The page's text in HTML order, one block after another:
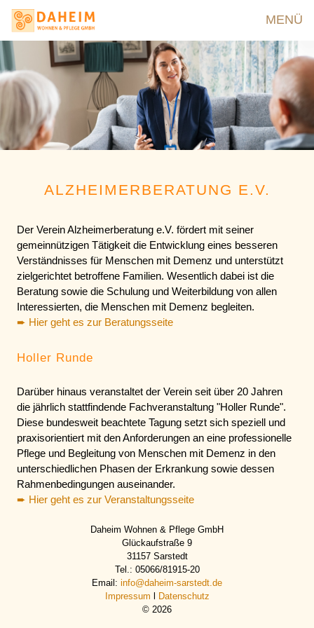
MENÜ
ALZHEIMERBERATUNG E.V.
Der Verein Alzheimerberatung e.V. fördert mit seiner
gemeinnützigen Tätigkeit die Entwicklung eines besseren
Verständnisses für Menschen mit Demenz und unterstützt
zielgerichtet betroffene Familien. Wesentlich dabei ist die
Beratung sowie die Schulung und Weiterbildung von allen
Interessierten, die Menschen mit Demenz begleiten.
➨ Hier geht es zur Beratungsseite
Holler Runde
Darüber hinaus veranstaltet der Verein seit über 20 Jahren
die jährlich stattfindende Fachveranstaltung "Holler Runde".
Diese bundesweit beachtete Tagung setzt sich speziell und
praxisorientiert mit den Anforderungen an eine professionelle
Pflege und Begleitung von Menschen mit Demenz in den
unterschiedlichen Phasen der Erkrankung sowie dessen
Rahmenbedingungen auseinander.
➨ Hier geht es zur Veranstaltungsseite
Daheim Wohnen & Pflege GmbH
Glückaufstraße 9
31157 Sarstedt
Tel.: 05066/81915-20
Email: info@daheim-sarstedt.de
Impressum
Datenschutz
© 2026